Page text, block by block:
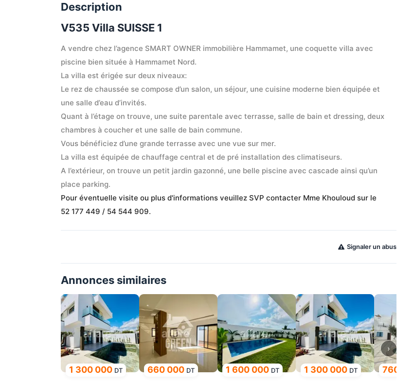
Description
V535 Villa SUISSE 1
A vendre chez l’agence SMART OWNER immobilière Hammamet, une coquette villa avec
piscine bien située à Hammamet Nord.
La villa est érigée sur deux niveaux:
Le rez de chaussée se compose d’un salon, un séjour, une cuisine moderne bien équipée et
une salle d’eau d’invités.
Quant à l’étage on trouve, une suite parentale avec terrasse, salle de bain et dressing, deux
chambres à coucher et une salle de bain commune.
Vous bénéficiez d’une grande terrasse avec une vue sur mer.
La villa est équipée de chauffage central et de pré installation des climatiseurs.
A l’extérieur, on trouve un petit jardin gazonné, une belle piscine avec cascade ainsi qu’un
place parking.
Pour éventuelle visite ou plus d'informations veuillez SVP contacter Mme Khouloud sur le
52 177 449 / 54 544 909.
Signaler un abus
Annonces similaires
1 300 000 DT 660 000 DT 1 600 000 DT 1 300 000 DT 760 000
›